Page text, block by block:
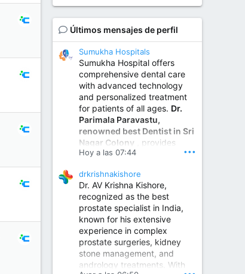
Últimos mensajes de perfil
Sumukha Hospitals
Sumukha Hospital offers
comprehensive dental care
with advanced technology
and personalized treatment
for patients of all ages. Dr.
Parimala Paravastu,
renowned best Dentist in Sri
Nagar Colony , provides
expert care for tooth pain,
treatment, dental implants,
smile designing, cosmetic
dentistry.
Sumukha Hospital | Ear, Nose & Throat, Dental & Maxillofacial Surgery Center
www.sumukhahospitals.co
m
Hoy a las 07:44 •••
drkrishnakishore
Dr. AV Krishna Kishore,
recognized as the best
prostate specialist in India,
known for his extensive
experience in complex
prostate surgeries, kidney
stone management, and
andrology treatments. With